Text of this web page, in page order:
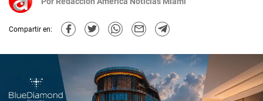
Compartir en: